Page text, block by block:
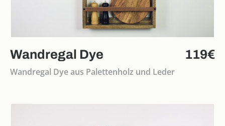
Wandregal Dye 119€
Wandregal Dye aus Palettenholz und Leder